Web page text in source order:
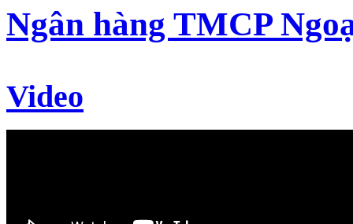
Ngân hàng TMCP
Video